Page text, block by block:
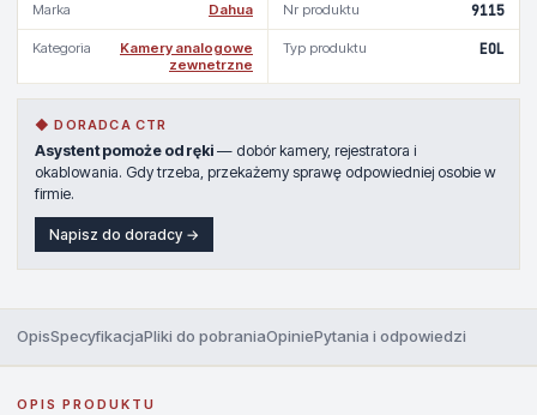
Marka Dahua Nr produktu 9115
Kategoria
Kamery analogowe
zewnetrzne
Typ produktu EOL
◆ DORADCA CTR
Asystent pomoże od ręki — dobór kamery, rejestratora i
okablowania. Gdy trzeba, przekażemy sprawę odpowiedniej osobie w
firmie.
Napisz do doradcy →
OpisSpecyfikacjaPliki do pobraniaOpiniePytania i odpowiedzi
OPIS PRODUKTU